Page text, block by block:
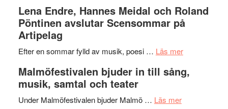
I
Delvis
genrens
terräng
Lena Endre, Hannes Meidal och Roland
Pöntinen avslutar Scensommar på
Artipelag
Efter en sommar fylld av musik, poesi … Läs merom
Endre,
Malmöfestivalen bjuder in till sång,
musik, samtal och teater
Under Malmöfestivalen bjuder Malmö … Läs merom